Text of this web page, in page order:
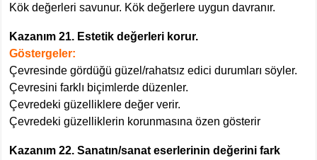
Kök değerleri savunur. Kök değerlere uygun davranır.
Kazanım 21. Estetik değerleri korur.
Göstergeler:
Çevresinde gördüğü güzel/rahatsız edici durumları söyler.
Çevresini farklı biçimlerde düzenler.
Çevredeki güzelliklere değer verir.
Çevredeki güzelliklerin korunmasına özen gösterir
Kazanım 22. Sanatın/sanat eserlerinin değerini fark